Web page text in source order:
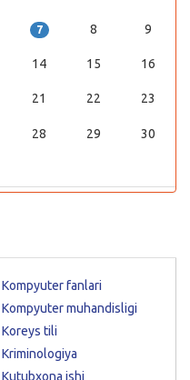
7 8 9
14 15 16
21 22 23
28 29 30
Kompyuter fanlari
Kompyuter muhandisligi
Koreys tili
Kriminologiya
Kutubxona ishi